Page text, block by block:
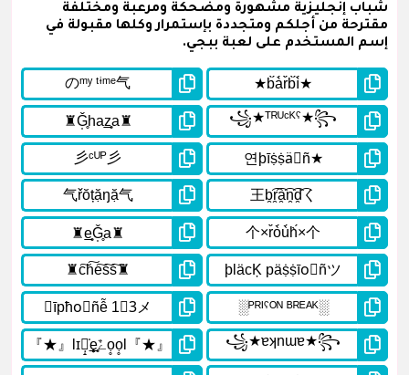
شباب إنجليزية مشهورة ومضحكة ومرعبة ومختلفة
مقترحة من أجلكم ومتجددة بإستمرار وكلها مقبولة في
إسم المستخدم على لعبة ببجي.